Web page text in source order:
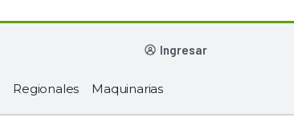
ingresar
Regionales Maquinarias